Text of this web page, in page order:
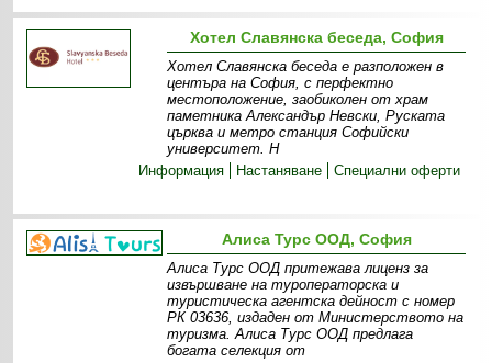
Хотел Славянска беседа, София
Хотел Славянска беседа е разположен в
центъра на София, с перфектно
местоположение, заобиколен от храм
паметника Александър Невски, Руската
църква и метро станция Софийски
университет. Н
Информация
Настаняване Специални оферти
Алиса Турс ООД, София
Алиса Турс ООД притежава лиценз за
извършване на туроператорска и
туристическа агентска дейност с номер
РК 03636, издаден от Министерството на
туризма. Алиса Турс ООД предлага
богата селекция от